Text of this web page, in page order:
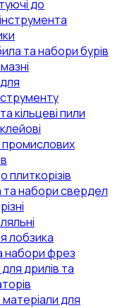
до
та набори бурів
кільцеві пили
промислових
плиткорізів
набори свердел
лобзика
набори фрез
дрилів та
матеріали для